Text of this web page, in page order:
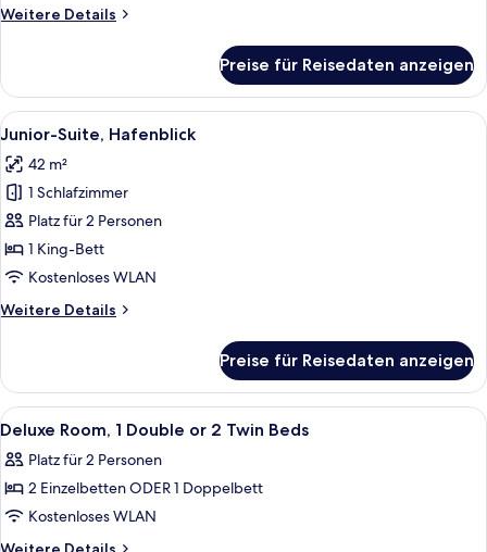
2
Weitere Details
Weitere
Zimmer,
Doppelbett
2
Einzelbetten
Preise für Reisedaten anzeigen
Alle
Fotos
für
Junior-
Suite,
Hafenblick
anzeigen
Daunenbettdecken, Minibar,
5
Junior-Suite, Hafenblick
42 m²
1 Schlafzimmer
Platz für 2 Personen
1 King-Bett
Kostenloses WLAN
Weitere Details
Weitere
Suite,
Hafenblick
Preise für Reisedaten anzeigen
Alle
Fotos
für
Deluxe
Room,
1
Ein Hotelzimmer mit einem Bett,
5
Deluxe Room, 1 Double or 2 Twin Beds
Platz für 2 Personen
2 Einzelbetten ODER 1 Doppelbett
Kostenloses WLAN
Weitere